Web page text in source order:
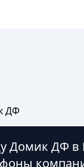
ДФ
Домик ДФ в